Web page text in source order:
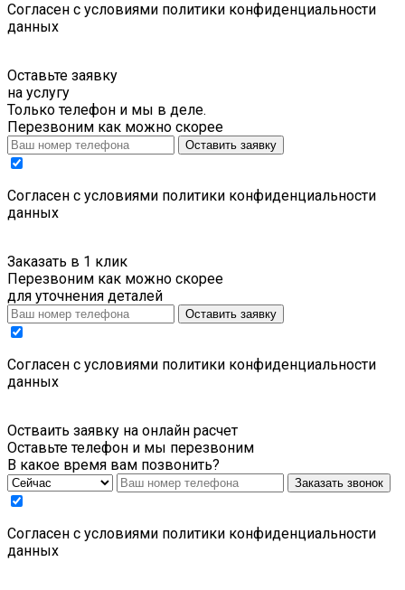
Cогласен с условиями политики конфиденциальности
данных
Оставьте заявку
на услугу
Только телефон и мы в деле.
Перезвоним как можно скорее
Оставить заявку
Cогласен с условиями политики конфиденциальности
данных
Заказать в 1 клик
Перезвоним как можно скорее
для уточнения деталей
Оставить заявку
Cогласен с условиями политики конфиденциальности
данных
Остваить заявку на онлайн расчет
Оставьте телефон и мы перезвоним
В какое время вам позвонить?
Заказать звонок
Cогласен с условиями политики конфиденциальности
данных